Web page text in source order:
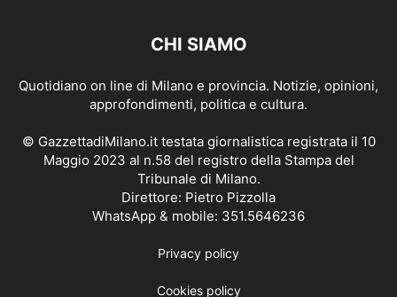
CHI SIAMO
Quotidiano on line di Milano e provincia. Notizie, opinioni,
approfondimenti, politica e cultura.
© GazzettadiMilano.it testata giornalistica registrata il 10
Maggio 2023 al n.58 del registro della Stampa del
Tribunale di Milano.
Direttore: Pietro Pizzolla
WhatsApp & mobile: 351.5646236
Privacy policy
Cookies policy